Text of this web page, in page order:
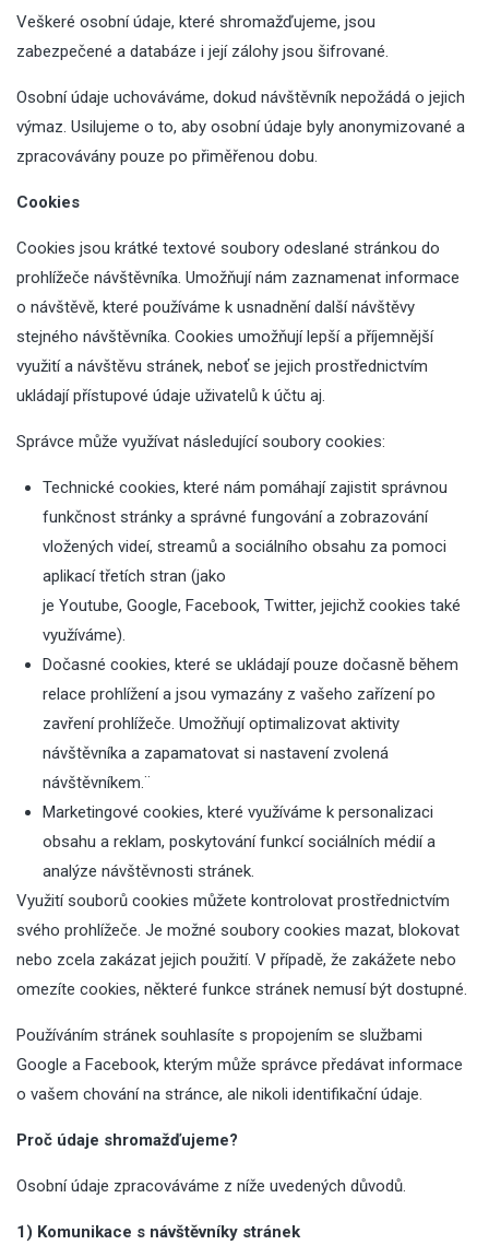
Veškeré osobní údaje, které shromažďujeme, jsou
zabezpečené a databáze i její zálohy jsou šifrované.
Osobní údaje uchováváme, dokud návštěvník nepožádá o jejich
výmaz. Usilujeme o to, aby osobní údaje byly anonymizované a
zpracovávány pouze po přiměřenou dobu.
Cookies
Cookies jsou krátké textové soubory odeslané stránkou do
prohlížeče návštěvníka. Umožňují nám zaznamenat informace
o návštěvě, které používáme k usnadnění další návštěvy
stejného návštěvníka. Cookies umožňují lepší a příjemnější
využití a návštěvu stránek, neboť se jejich prostřednictvím
ukládají přístupové údaje uživatelů k účtu aj.
Správce může využívat následující soubory cookies:
Technické cookies, které nám pomáhají zajistit správnou
funkčnost stránky a správné fungování a zobrazování
vložených videí, streamů a sociálního obsahu za pomoci
aplikací třetích stran (jako
je Youtube, Google, Facebook, Twitter, jejichž cookies také
využíváme).
Dočasné cookies, které se ukládají pouze dočasně během
relace prohlížení a jsou vymazány z vašeho zařízení po
zavření prohlížeče. Umožňují optimalizovat aktivity
návštěvníka a zapamatovat si nastavení zvolená
návštěvníkem.¨
Marketingové cookies, které využíváme k personalizaci
obsahu a reklam, poskytování funkcí sociálních médií a
analýze návštěvnosti stránek.
Využití souborů cookies můžete kontrolovat prostřednictvím
svého prohlížeče. Je možné soubory cookies mazat, blokovat
nebo zcela zakázat jejich použití. V případě, že zakážete nebo
omezíte cookies, některé funkce stránek nemusí být dostupné.
Používáním stránek souhlasíte s propojením se službami
Google a Facebook, kterým může správce předávat informace
o vašem chování na stránce, ale nikoli identifikační údaje.
Proč údaje shromažďujeme?
Osobní údaje zpracováváme z níže uvedených důvodů.
1) Komunikace s návštěvníky stránek